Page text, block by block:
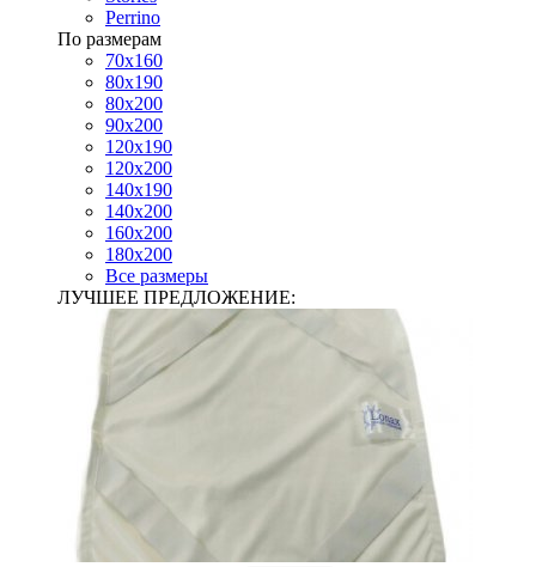
Perrino
По размерам
70х160
80х190
80х200
90х200
120х190
120х200
140х190
140х200
160х200
180х200
Все размеры
ЛУЧШЕЕ ПРЕДЛОЖЕНИЕ: